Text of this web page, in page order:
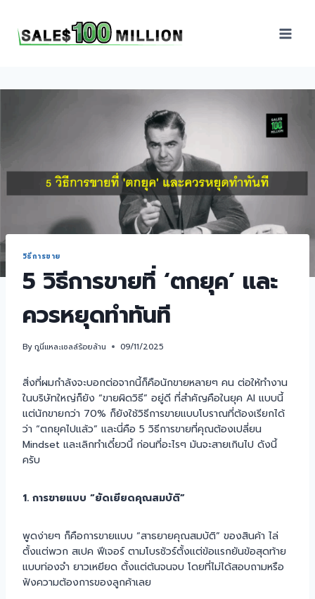
วิธีการขาย
5 วิธีการขายที่ ‘ตกยุค’ และ
ควรหยุดทำทันที
Byกูนี่แหละเซลล์ร้อยล้าน 09/11/2025
สิ่งที่ผมกำลังจะบอกต่อจากนี้ก็คือนักขายหลายๆ คน ต่อให้ทำงาน
ในบริษัทใหญ่ก็ยัง “ขายผิดวิธี” อยู่ดี ที่สำคัญคือในยุค AI แบบนี้
แต่นักขายกว่า 70% ก็ยังใช้วิธีการขายแบบโบราณที่ต้องเรียกได้
ว่า “ตกยุคไปแล้ว” และนี่คือ 5 วิธีการขายที่คุณต้องเปลี่ยน
Mindset และเลิกทำเดี๋ยวนี้ ก่อนที่อะไรๆ มันจะสายเกินไป ดังนี้
ครับ
1. การขายแบบ “ยัดเยียดคุณสมบัติ”
พูดง่ายๆ ก็คือการขายแบบ “สาธยายคุณสมบัติ” ของสินค้า ไล่
ตั้งแต่พวก สเปค ฟีเจอร์ ตามโบรชัวร์ตั้งแต่ข้อแรกยันข้อสุดท้าย
แบบท่องจำ ยาวเหยียด ตั้งแต่ต้นจนจบ โดยที่ไม่ได้สอบถามหรือ
ฟังความต้องการของลูกค้าเลย